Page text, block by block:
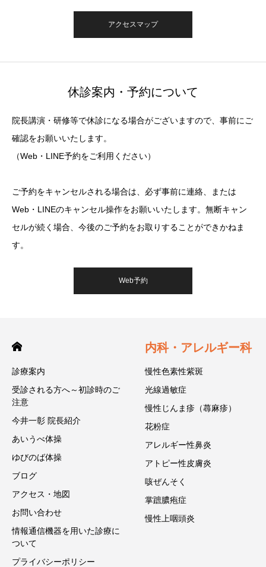
アクセスマップ
休診案内・予約について
院長講演・研修等で休診になる場合がございますので、事前にご
確認をお願いいたします。
（Web・LINE予約をご利用ください）
ご予約をキャンセルされる場合は、必ず事前に連絡、または
Web・LINEのキャンセル操作をお願いいたします。無断キャン
セルが続く場合、今後のご予約をお取りすることができかねま
す。
Web予約
診療案内
受診される方へ～初診時のご
注意
今井一彰 院長紹介
あいうべ体操
ゆびのば体操
ブログ
アクセス・地図
お問い合わせ
情報通信機器を用いた診療に
ついて
プライバシーポリシー
内科・アレルギー科
慢性色素性紫斑
光線過敏症
慢性じんま疹（蕁麻疹）
花粉症
アレルギー性鼻炎
アトピー性皮膚炎
咳ぜんそく
掌蹠膿疱症
慢性上咽頭炎